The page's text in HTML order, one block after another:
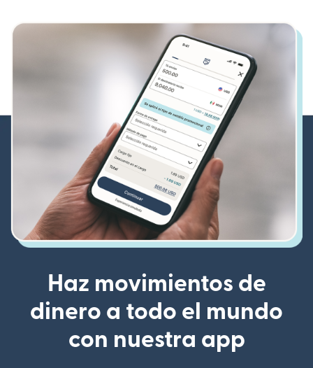
Haz movimientos de
dinero a todo el mundo
con nuestra app